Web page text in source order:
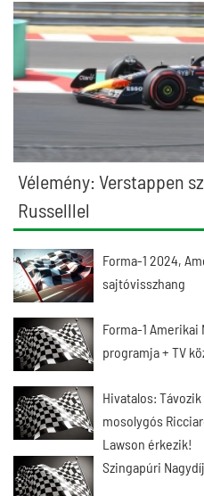
Vélemény: Verstappen
Russelllel
Forma-1 2024,
sajtóvisszhang
Forma-1
programja + TV
Hivatalos:
mosolygós
Lawson érkezik!
Szingapúri